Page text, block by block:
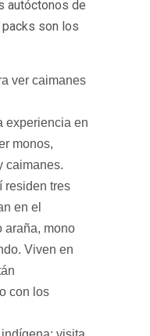
autóctonos de
son los
ver caimanes
experiencia en
monos,
caimanes.
residen tres
en el
araña, mono
Viven en
con los